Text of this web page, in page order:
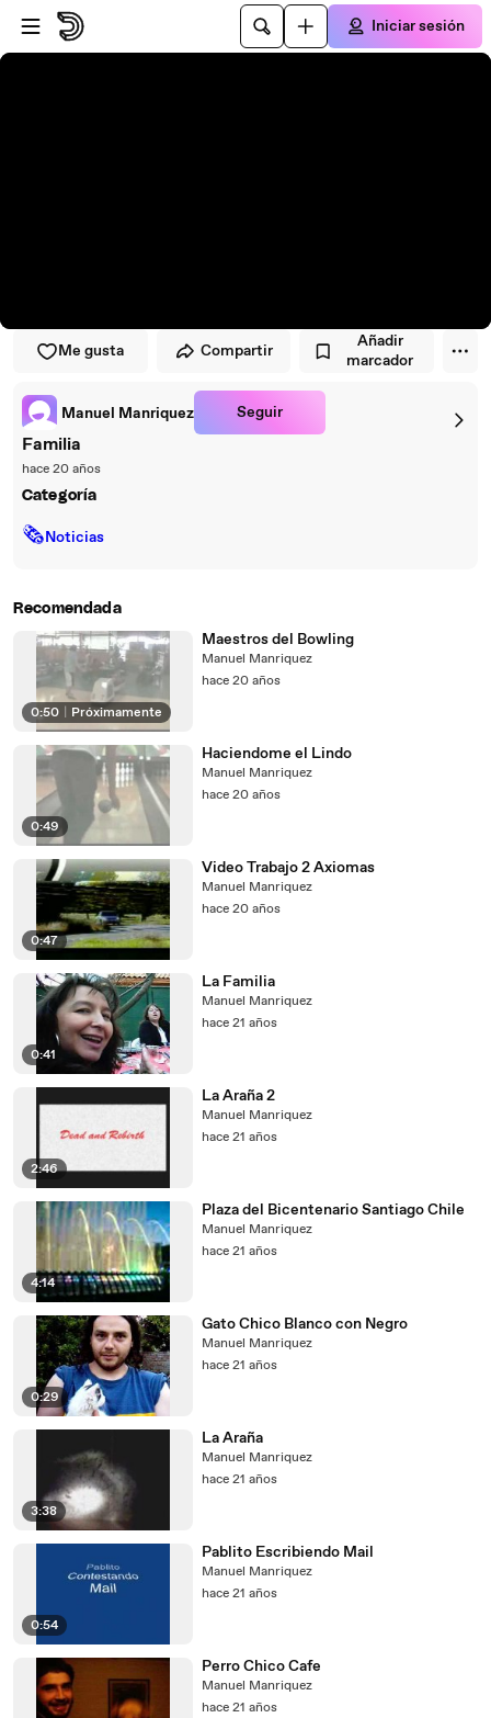
Saltar al reproductor
Saltar al contenido principal
Iniciar sesión
Me gusta Compartir
Añadir
marcador
Manuel Manriquez Seguir
Familia
hace 20 años
Categoría
🗞Noticias
Recomendada
0:50 Próximamente
Maestros del Bowling
Manuel Manriquez
hace 20 años
0:49
Haciendome el Lindo
Manuel Manriquez
hace 20 años
0:47
Video Trabajo 2 Axiomas
Manuel Manriquez
hace 20 años
0:41
La Familia
Manuel Manriquez
hace 21 años
2:46
La Araña 2
Manuel Manriquez
hace 21 años
4:14
Plaza del Bicentenario Santiago Chile
Manuel Manriquez
hace 21 años
0:29
Gato Chico Blanco con Negro
Manuel Manriquez
hace 21 años
3:38
La Araña
Manuel Manriquez
hace 21 años
0:54
Pablito Escribiendo Mail
Manuel Manriquez
hace 21 años
Perro Chico Cafe
Manuel Manriquez
hace 21 años